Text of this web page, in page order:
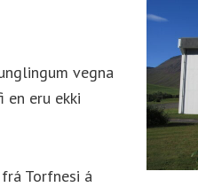
vegna
eru ekki
Torfnesi á